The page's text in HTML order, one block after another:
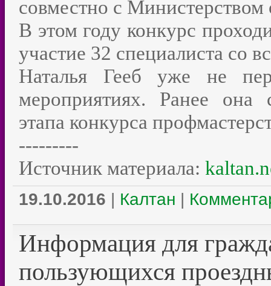
совместно с
В этом году конкурс
участие 32 специалиста со
Наталья Гееб уже не
мероприятиях. Ранее она
этапа конкурса
---------
Источник материала:
19.10.2016 | Калтан |
Информация для
пользующихся